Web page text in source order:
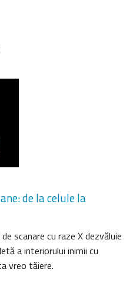
de la celule la
scanare cu raze X dezvăluie
a interiorului inimii cu
vreo tăiere.